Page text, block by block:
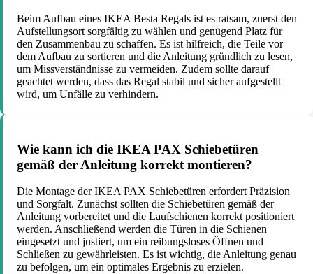
Beim Aufbau eines IKEA Besta Regals ist es ratsam, zuerst den
Aufstellungsort sorgfältig zu wählen und genügend Platz für
den Zusammenbau zu schaffen. Es ist hilfreich, die Teile vor
dem Aufbau zu sortieren und die Anleitung gründlich zu lesen,
um Missverständnisse zu vermeiden. Zudem sollte darauf
geachtet werden, dass das Regal stabil und sicher aufgestellt
wird, um Unfälle zu verhindern.
Wie kann ich die IKEA PAX Schiebetüren
gemäß der Anleitung korrekt montieren?
Die Montage der IKEA PAX Schiebetüren erfordert Präzision
und Sorgfalt. Zunächst sollten die Schiebetüren gemäß der
Anleitung vorbereitet und die Laufschienen korrekt positioniert
werden. Anschließend werden die Türen in die Schienen
eingesetzt und justiert, um ein reibungsloses Öffnen und
Schließen zu gewährleisten. Es ist wichtig, die Anleitung genau
zu befolgen, um ein optimales Ergebnis zu erzielen.